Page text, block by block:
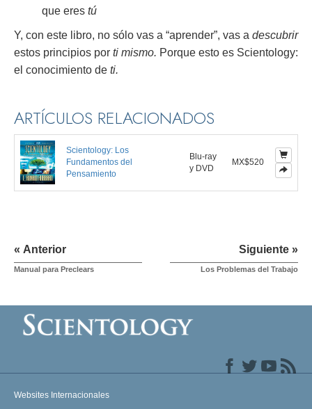
que eres tú
Y, con este libro, no sólo vas a “aprender”, vas a descubrir
estos principios por ti mismo. Porque esto es Scientology:
el conocimiento de ti.
ARTÍCULOS RELACIONADOS
Scientology: Los
Fundamentos del
Pensamiento
Blu-ray
y DVD
MX$520
« Anterior
Manual para Preclears
Siguiente »
Los Problemas del Trabajo
Websites Internacionales